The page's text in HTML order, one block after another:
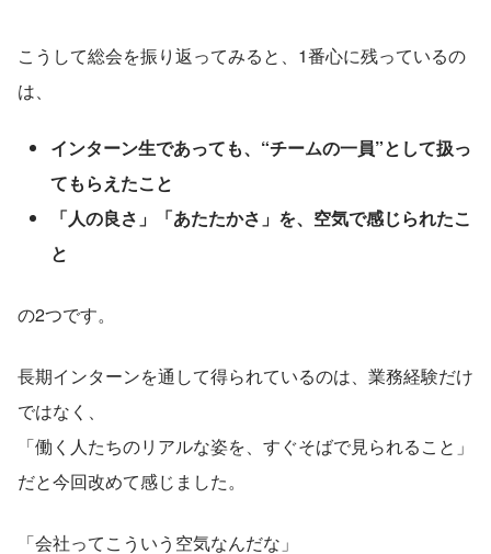
こうして総会を振り返ってみると、1番心に残っているの
は、
インターン生であっても、“チームの一員”として扱っ
てもらえたこと
「人の良さ」「あたたかさ」を、空気で感じられたこ
と
の2つです。
長期インターンを通して得られているのは、業務経験だけ
ではなく、
「働く人たちのリアルな姿を、すぐそばで見られること」
だと今回改めて感じました。
「会社ってこういう空気なんだな」